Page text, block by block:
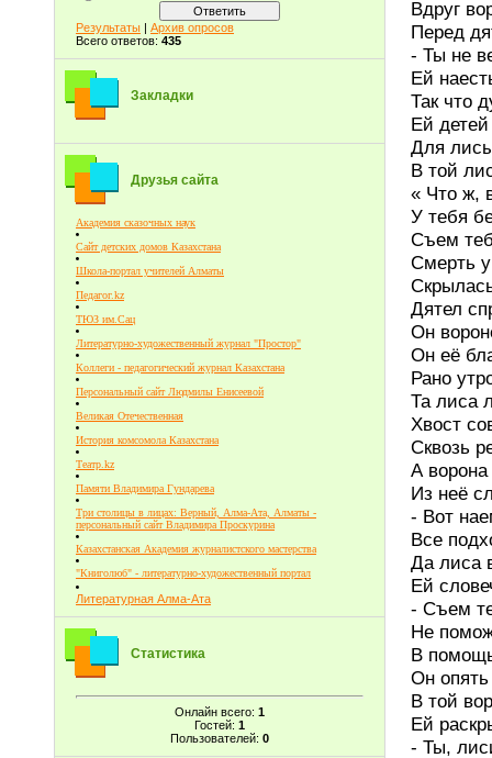
Результаты | Архив опросов
Всего ответов: 435
Закладки
Друзья сайта
Академия сказочных наук
Сайт детских домов Казахстана
Школа-портал учителей Алматы
Педагог.kz
ТЮЗ им.Сац
Литературно-художественный журнал "Простор"
Коллеги - педагогический журнал Казахстана
Персональный сайт Людмилы Енисеевой
Великая Отечественная
История комсомола Казахстана
Театр.kz
Памяти Владимира Гундарева
Три столицы в лицах: Верный, Алма-Ата, Алматы -
персональный сайт Владимира Проскурина
Казахстанская Академия журналистского мастерства
"Книголюб" - литературно-художественный портал
Литературная Алма-Ата
Статистика
Онлайн всего: 1
Гостей: 1
Пользователей: 0
Вдруг
Перед
- Ты не
Ей
Так что
Ей
Для
В той
« Что ж,
У тебя
Съем
Смерть
Дятел
Он
Он её
Рано
Та лиса
Хвост
Сквозь
А ворона
Из неё
- Вот
Все
Да лиса
Ей
- Съем
Не
В
Он
В той
Ей
- Ты,